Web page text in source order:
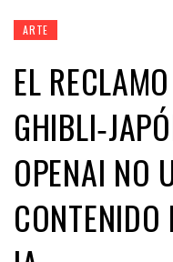
ARTE
EL
OPENAI NO
CONTENIDO